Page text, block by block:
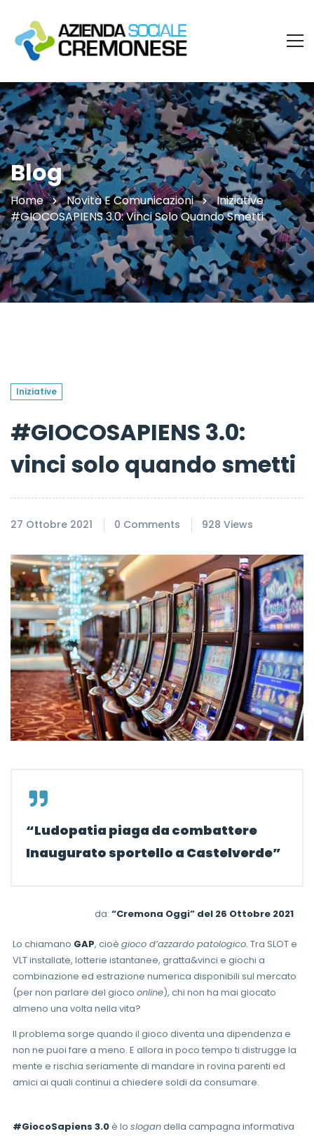
Blog
Home Novità E Comunicazioni
Iniziative
#GIOCOSAPIENS 3.0: Vinci Solo Quando Smetti
Iniziative
#GIOCOSAPIENS 3.0:
vinci solo quando smetti
27 Ottobre 2021 0 Comments 928 Views
“Ludopatia piaga da combattere
Inaugurato sportello a Castelverde”
da: “Cremona Oggi” del 26 Ottobre 2021
Lo chiamano GAP, cioè gioco d’azzardo patologico. Tra SLOT e
VLT installate, lotterie istantanee, gratta&vinci e giochi a
combinazione ed estrazione numerica disponibili sul mercato
(per non parlare del gioco online), chi non ha mai giocato
almeno una volta nella vita?
Il problema sorge quando il gioco diventa una dipendenza e
non ne puoi fare a meno. E allora in poco tempo ti distrugge la
mente e rischia seriamente di mandare in rovina parenti ed
amici ai quali continui a chiedere soldi da consumare.
#GiocoSapiens 3.0è lo slogandella campagna informativa